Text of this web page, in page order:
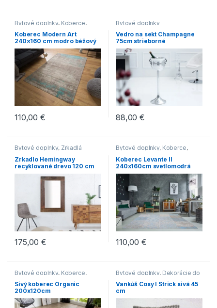
Bytové doplnky, Koberce,
Novinky
Koberec Modern Art
240×160 cm modro béžový
110,00€
Bytové doplnky
Vedro na sekt Champagne
75cm strieborné
88,00€
Bytové doplnky, Zrkadlá
Zrkadlo Hemingway
recyklované drevo 120 cm
175,00€
Bytové doplnky, Koberce,
Novinky
Koberec Levante II
240x160cm svetlomodrá
110,00€
Bytové doplnky, Koberce,
Novinky
Sivý koberec Organic
200x120cm
Bytové doplnky, Dekorácie do
bytu
Vankúš Cosy I Strick sivá 45
cm